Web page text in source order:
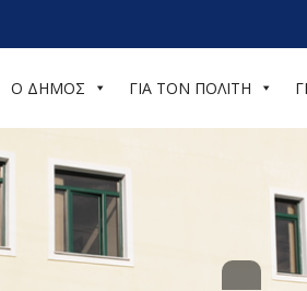
Ο ΔΗΜΟΣ ΓΙΑ ΤΟΝ ΠΟΛΙΤΗ